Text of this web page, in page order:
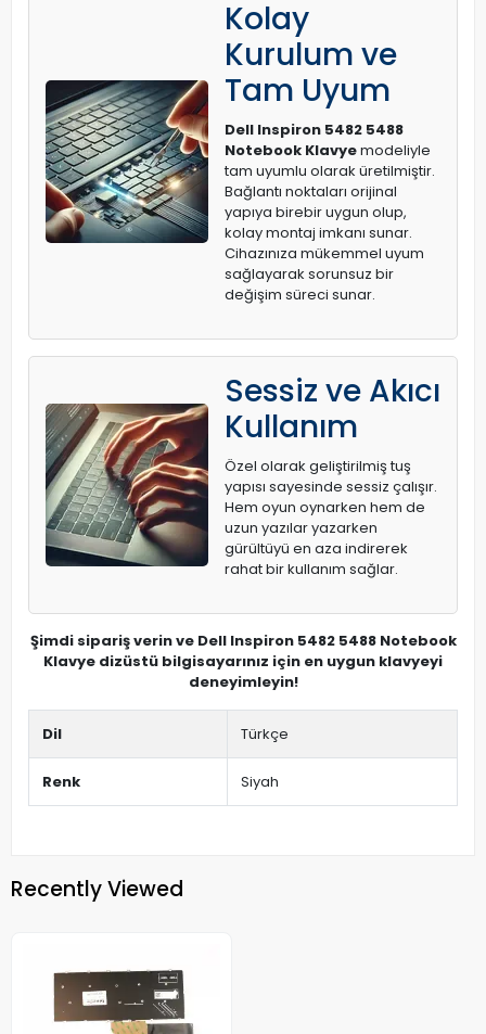
Kolay
Kurulum ve
Tam Uyum
Dell Inspiron 5482 5488
Notebook Klavyemodeliyle
tam uyumlu olarak üretilmiştir.
Bağlantı noktaları orijinal
yapıya birebir uygun olup,
kolay montaj imkanı sunar.
Cihazınıza mükemmel uyum
sağlayarak sorunsuz bir
değişim süreci sunar.
Sessiz ve Akıcı
Kullanım
Özel olarak geliştirilmiş tuş
yapısı sayesinde sessiz çalışır.
Hem oyun oynarken hem de
uzun yazılar yazarken
gürültüyü en aza indirerek
rahat bir kullanım sağlar.
Şimdi sipariş verin ve Dell Inspiron 5482 5488 Notebook
Klavye dizüstü bilgisayarınız için en uygun klavyeyi
deneyimleyin!
Dil Türkçe
Renk Siyah
Recently Viewed